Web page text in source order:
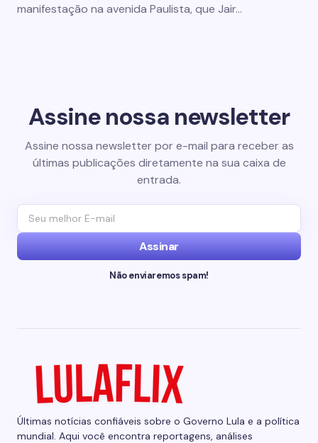
manifestação na avenida Paulista, que Jair…
Assine nossa newsletter
Assine nossa newsletter por e-mail para receber as
últimas publicações diretamente na sua caixa de
entrada.
Assinar
Não enviaremos spam!
Últimas notícias confiáveis sobre o Governo Lula e a política
mundial. Aqui você encontra reportagens, análises